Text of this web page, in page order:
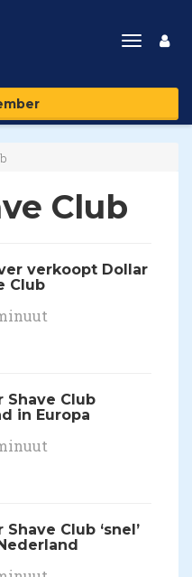
Toggle
Club
verkoopt Dollar
Club
Shave Club
in Europa
Shave Club ‘snel’